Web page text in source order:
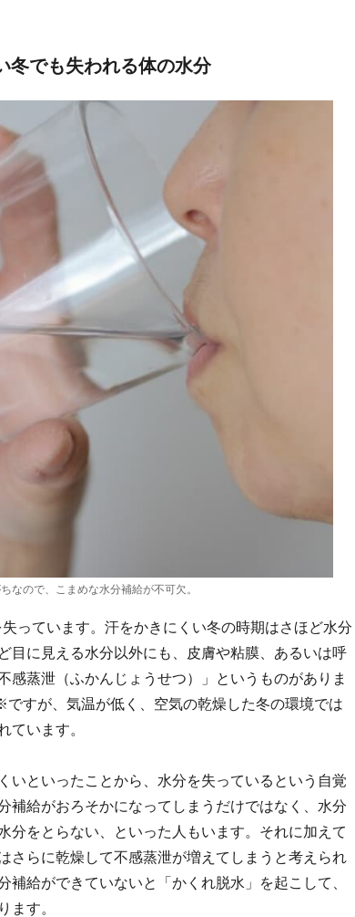
でも失われる体の水分
なので、こまめな水分補給が不可欠。
っています。汗をかきにくい冬の時期はさほど水分
目に見える水分以外にも、皮膚や粘膜、あるいは呼
蒸泄（ふかんじょうせつ）」というものがありま
すが、気温が低く、空気の乾燥した冬の環境では
ています。
いといったことから、水分を失っているという自覚
補給がおろそかになってしまうだけではなく、水分
分をとらない、といった人もいます。それに加えて
さらに乾燥して不感蒸泄が増えてしまうと考えられ
給ができていないと「かくれ脱水」を起こして、
ます。